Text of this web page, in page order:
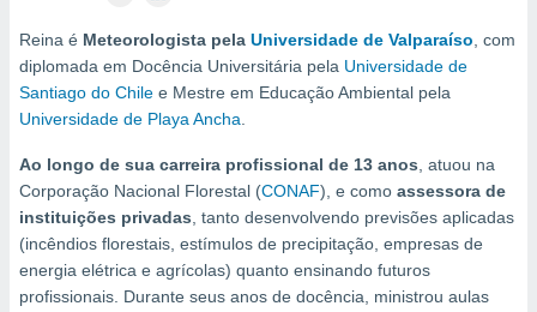
as
a este
das
e
digital
Reina é Meteorologista pela Universidade de Valparaíso, com
diplomada em Docência Universitária pela Universidade de
Santiago do Chile e Mestre em Educação Ambiental pela
Universidade de Playa Ancha.
Ao longo de sua carreira profissional de 13 anos, atuou na
Corporação Nacional Florestal (CONAF), e como assessora de
instituições privadas, tanto desenvolvendo previsões aplicadas
(incêndios florestais, estímulos de precipitação, empresas de
energia elétrica e agrícolas) quanto ensinando futuros
profissionais. Durante seus anos de docência, ministrou aulas